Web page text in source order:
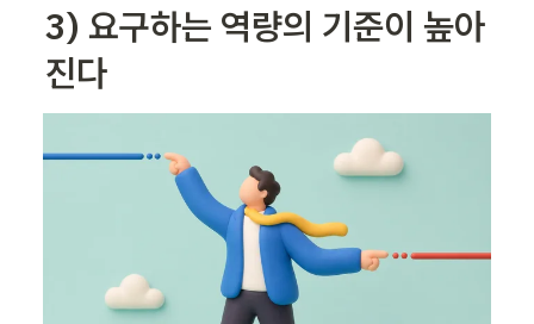
3) 요구하는 역량의 기준이 높아
진다